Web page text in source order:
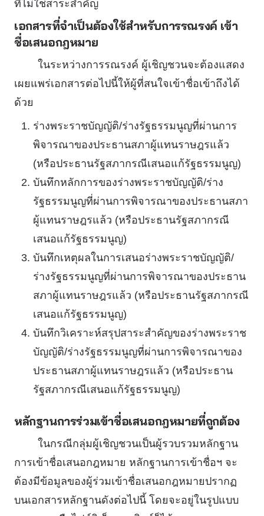
ที่ไม่ใช่สาระสำคัญ
เอกสารที่จำเป็นต้องใช้สำหรับการรณรงค์ เข้า
ชื่อเสนอกฎหมาย
ในระหว่างการรณรงค์ ผู้เชิญชวนจะต้องแสดง
เผยแพร่เอกสารต่อไปนี้ให้ผู้ที่สนใจเข้าชื่อเข้าถึงได้
ด้วย
ร่างพระราชบัญญัติ/ร่างรัฐธรรมนูญที่ผ่านการ
พิจารณาของประธานสภาผู้แทนราษฎรแล้ว
(หรือประธานรัฐสภากรณีเสนอแก้รัฐธรรมนูญ)
บันทึกหลักการของร่างพระราชบัญญัติ/ร่าง
รัฐธรรมนูญที่ผ่านการพิจารณาของประธานสภา
ผู้แทนราษฎรแล้ว (หรือประธานรัฐสภากรณี
เสนอแก้รัฐธรรมนูญ)
บันทึกเหตุผลในการเสนอร่างพระราชบัญญัติ/
ร่างรัฐธรรมนูญที่ผ่านการพิจารณาของประธาน
สภาผู้แทนราษฎรแล้ว (หรือประธานรัฐสภากรณี
เสนอแก้รัฐธรรมนูญ)
บันทึกวิเคราะห์สรุปสาระสำคัญของร่างพระราช
บัญญัติ/ร่างรัฐธรรมนูญที่ผ่านการพิจารณาของ
ประธานสภาผู้แทนราษฎรแล้ว (หรือประธาน
รัฐสภากรณีเสนอแก้รัฐธรรมนูญ)
หลักฐานการร่วมเข้าชื่อเสนอกฎหมายที่ถูกต้อง
ในกรณีกลุ่มผู้เชิญชวนเป็นผู้รวบรวมหลักฐาน
การเข้าชื่อเสนอกฎหมาย หลักฐานการเข้าชื่อฯ จะ
ต้องมีข้อมูลของผู้ร่วมเข้าชื่อเสนอกฎหมายปรากฏ
บนเอกสารหลักฐานดังต่อไปนี้ โดยจะอยู่ในรูปแบบ